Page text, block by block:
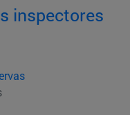
inspectores